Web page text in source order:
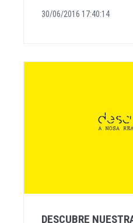
30/06/2016 17:40:14
DESCUBRE